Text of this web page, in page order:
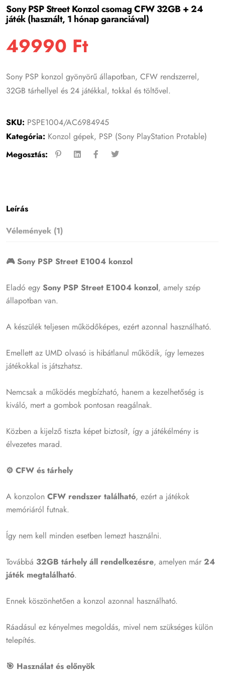
ből,
értékelés
alapján
Sony PSP Street Konzol csomag CFW 32GB + 24
játék (használt, 1 hónap garanciával)
49990 Ft
Sony PSP konzol gyönyörű állapotban, CFW rendszerrel,
32GB tárhellyel és 24 játékkal, tokkal és töltővel.
SKU: PSPE1004/AC6984945
Kategória: Konzol gépek, PSP (Sony PlayStation Protable)
Megosztás:
Leírás
Vélemények (1)
🎮 Sony PSP Street E1004 konzol
Eladó egySony PSP Street E1004 konzol, amely szép
állapotban van.
A készülék teljesen működőképes, ezért azonnal használható.
Emellett az UMD olvasó is hibátlanul működik, így lemezes
játékokkal is játszhatsz.
Nemcsak a működés megbízható, hanem a kezelhetőség is
kiváló, mert a gombok pontosan reagálnak.
Közben a kijelző tiszta képet biztosít, így a játékélmény is
élvezetes marad.
⚙️ CFW és tárhely
A konzolonCFW rendszer található, ezért a játékok
memóriáról futnak.
Így nem kell minden esetben lemezt használni.
Továbbá 32GB tárhely áll rendelkezésre, amelyen már24
játék megtalálható.
Ennek köszönhetően a konzol azonnal használható.
Ráadásul ez kényelmes megoldás, mivel nem szükséges külön
telepítés.
🎯 Használat és előnyök